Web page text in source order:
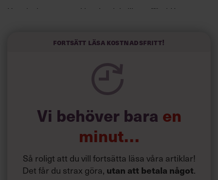
Horwitz har nu utvecklat sitt trick till en affärsidé: appen
kortfattat slarviga vd-stilen.
Fortsätt läsa kostnadsfritt!
Vi behöver bara en
minut…
Så roligt att du vill fortsätta läsa våra artiklar!
Det får du strax göra, utan att betala något.